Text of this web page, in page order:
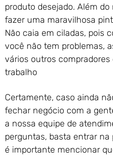
produto desejado. Além
fazer uma maravilhosa
Não caia em ciladas, pois
você não tem problemas,
vários outros
trabalho
Certamente, caso ainda
fechar negócio com a
a nossa equipe de
perguntas, basta entrar
é importante mencionar